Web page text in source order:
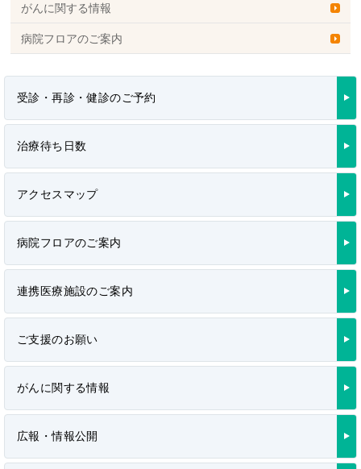
がんに関する情報
病院フロアのご案内
受診・再診・健診のご予約
治療待ち日数
アクセスマップ
病院フロアのご案内
連携医療施設のご案内
ご支援のお願い
がんに関する情報
広報・情報公開